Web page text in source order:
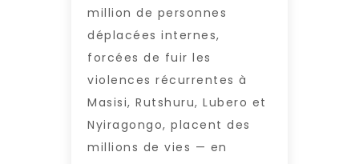
million de personnes
déplacées internes,
forcées de fuir les
violences récurrentes à
Masisi, Rutshuru, Lubero et
Nyiragongo, placent des
millions de vies — en